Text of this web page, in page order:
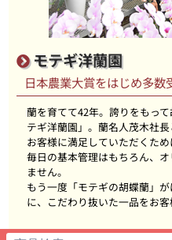
モテギ洋蘭園
日本農業大賞をはじめ多数
蘭を育てて42年。誇りをもっ
テギ洋蘭園」。蘭名人茂木社
お客様に満足していただくた
毎日の基本管理はもちろん、
ません。
もう一度「モテギの胡蝶蘭」
に、こだわり抜いた一品をお客